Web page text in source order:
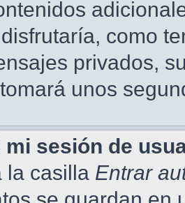
como
privados,
unos
mi sesión de
la casilla Entrar